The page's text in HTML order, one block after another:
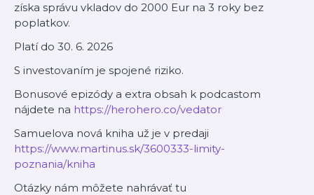
získa správu vkladov do 2000 Eur na 3 roky bez
poplatkov.
Platí do 30. 6. 2026
S investovaním je spojené riziko.
Bonusové epizódy a extra obsah k podcastom
nájdete na https://herohero.co/vedator
Samuelova nová kniha už je v predaji
https://www.martinus.sk/3600333-limity-
poznania/kniha
Otázky nám môžete nahrávať tu